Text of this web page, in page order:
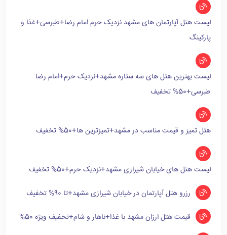
لیست هتل آپارتمان های مشهد نزدیک حرم امام رضا+طبرسی+غذا و
پارکینگ
لیست بهترین هتل های سه ستاره مشهد+نزدیک حرم+امام رضا
طبرسی+50% تخفیف
هتل تمیز و قیمت مناسب در مشهد+تمیزترین ها+50% تخفیف
لیست هتل های خیابان شیرازی مشهد+نزدیک حرم+50% تخفیف
رزرو هتل آپارتمان در خیابان شیرازی مشهد+تا 90% تخفیف
قیمت هتل ارزان مشهد با غذا+ناهار و شام+تخفیف ویژه 50%